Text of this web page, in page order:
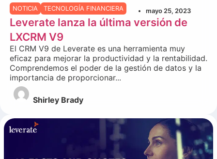
NOTICIA TECNOLOGÍA FINANCIERA mayo 25, 2023
Leverate lanza la última versión de
LXCRM V9
El CRM V9 de Leverate es una herramienta muy
eficaz para mejorar la productividad y la rentabilidad.
Comprendemos el poder de la gestión de datos y la
importancia de proporcionar...
Shirley Brady